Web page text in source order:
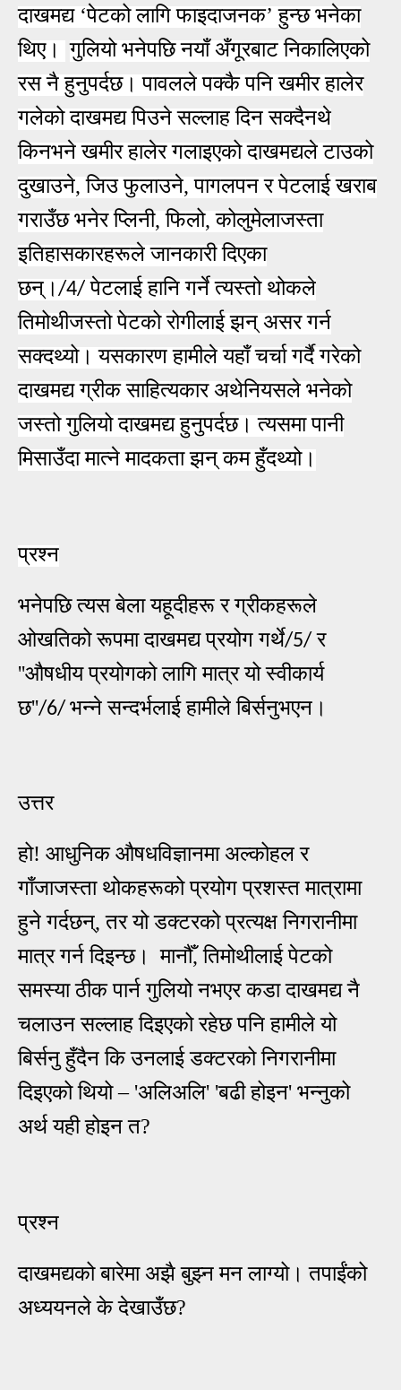
दाखमद्य ‘पेटको लागि फाइदाजनक’ हुन्छ भनेका
थिए।
गुलियो भनेपछि नयाँ अँगूरबाट निकालिएको
रस नै हुनुपर्दछ। पावलले पक्कै पनि खमीर हालेर
गलेको दाखमद्य पिउने सल्लाह दिन सक्दैनथे
किनभने खमीर हालेर गलाइएको दाखमद्यले टाउको
दुखाउने, जिउ फुलाउने, पागलपन र पेटलाई खराब
गराउँछ भनेर प्लिनी, फिलो, कोलुमेलाजस्ता
इतिहासकारहरूले जानकारी दिएका
छन्। /4/ पेटलाई हानि गर्ने त्यस्तो थोकले
तिमोथीजस्तो पेटको रोगीलाई झन् असर गर्न
सक्दथ्यो। यसकारण हामीले यहाँ चर्चा गर्दै गरेको
दाखमद्य ग्रीक साहित्यकार अथेनियसले भनेको
जस्तो गुलियो दाखमद्य हुनुपर्दछ। त्यसमा पानी
मिसाउँदा मात्ने मादकता झन् कम हुँदथ्यो।
प्रश्न
भनेपछि त्यस बेला यहूदीहरू र ग्रीकहरूले
ओखतिको रूपमा दाखमद्य प्रयोग गर्थे/5/र
''औषधीय प्रयोगको लागि मात्र यो स्वीकार्य
छ''/6/ भन्ने सन्दर्भलाईहामीले बिर्सनुभएन।
उत्तर
हो! आधुनिक औषधविज्ञानमा अल्कोहल र
गाँजाजस्ता थोकहरूको प्रयोग प्रशस्त मात्रामा
हुने गर्दछन्, तर यो डक्टरको प्रत्यक्ष निगरानीमा
मात्र गर्न दिइन्छ। मानौँ, तिमोथीलाई पेटको
समस्या ठीक पार्न गुलियो नभएर कडा दाखमद्य नै
चलाउन सल्लाह दिइएको रहेछ पनि हामीले यो
बिर्सनु हुँदैन कि उनलाई डक्टरको निगरानीमा
दिइएको थियो–'अलिअलि' 'बढी होइन' भन्नुको
अर्थ यही होइन त?
प्रश्न
दाखमद्यको बारेमा अझै बुझ्न मन लाग्यो। तपाईंको
अध्ययनले के देखाउँछ?